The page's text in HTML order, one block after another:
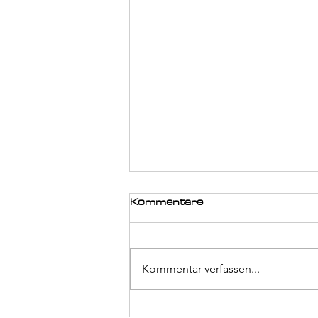
Europacupfinale
Kommentare
Kommentar verfassen...